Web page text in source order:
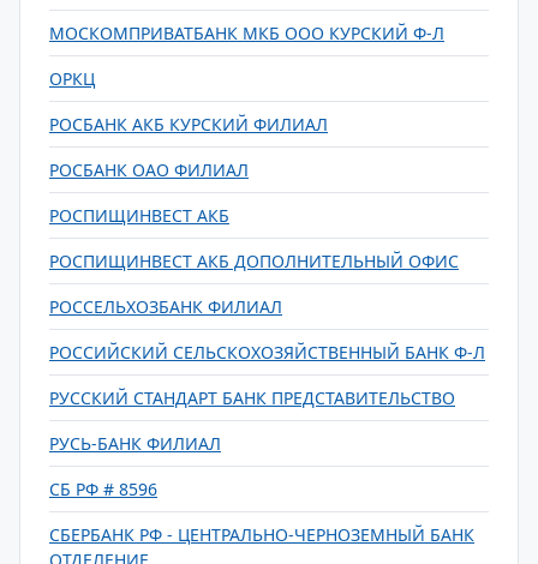
МОСКОМПРИВАТБАНК МКБ ООО КУРСКИЙ Ф-Л
ОРКЦ
РОСБАНК АКБ КУРСКИЙ ФИЛИАЛ
РОСБАНК ОАО ФИЛИАЛ
РОСПИЩИНВЕСТ АКБ
РОСПИЩИНВЕСТ АКБ ДОПОЛНИТЕЛЬНЫЙ ОФИС
РОССЕЛЬХОЗБАНК ФИЛИАЛ
РОССИЙСКИЙ СЕЛЬСКОХОЗЯЙСТВЕННЫЙ БАНК Ф-Л
РУССКИЙ СТАНДАРТ БАНК ПРЕДСТАВИТЕЛЬСТВО
РУСЬ-БАНК ФИЛИАЛ
СБ РФ # 8596
СБЕРБАНК РФ - ЦЕНТРАЛЬНО-ЧЕРНОЗЕМНЫЙ БАНК